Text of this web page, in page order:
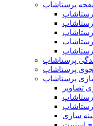
پرستاشاپ
پرستاشاپ
پرستاشاپ
پرستاشاپ
تصاویر